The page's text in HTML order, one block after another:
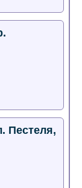
Пестеля,